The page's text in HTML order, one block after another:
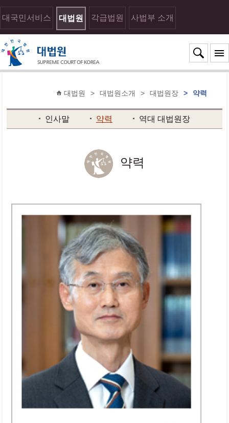
대국민서비스 대법원 각급법원 사법부 소개
대법원 > 대법원소개 > 대법원장 > 약력
인사말 약력 역대 대법원장
약력